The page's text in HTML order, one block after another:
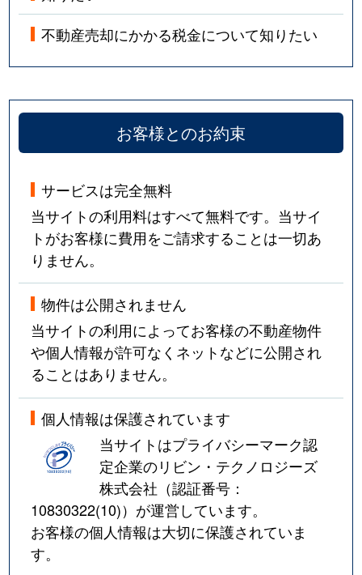
不動産売却にかかる税金について知りたい
お客様とのお約束
サービスは完全無料
当サイトの利用料はすべて無料です。当サイ
トがお客様に費用をご請求することは一切あ
りません。
物件は公開されません
当サイトの利用によってお客様の不動産物件
や個人情報が許可なくネットなどに公開され
ることはありません。
個人情報は保護されています
当サイトはプライバシーマーク認
定企業のリビン・テクノロジーズ
株式会社（認証番号：
10830322(10)）が運営しています。
お客様の個人情報は大切に保護されていま
す。